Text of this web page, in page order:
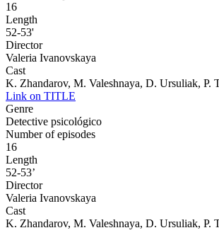
16
Length
52-53'
Director
Valeria Ivanovskaya
Cast
K. Zhandarov, M. Valeshnaya, D. Ursuliak, P.
Link on TITLE
Genre
Detective psicológico
Number of episodes
16
Length
52-53’
Director
Valeria Ivanovskaya
Cast
K. Zhandarov, M. Valeshnaya, D. Ursuliak, P.